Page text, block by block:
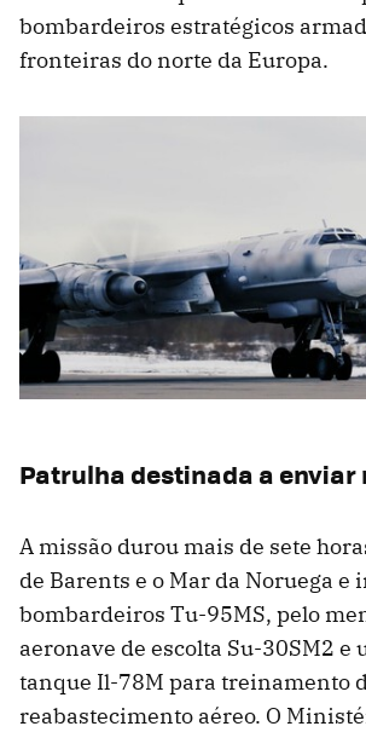
bombardeiros estratégicos
fronteiras do norte da Europa.
Patrulha destinada a enviar
A missão durou mais de sete
de Barents e o Mar da Noruega e
bombardeiros Tu-95MS, pelo
aeronave de escolta Su-30SM2 e
tanque Il-78M para treinamento
reabastecimento aéreo. O